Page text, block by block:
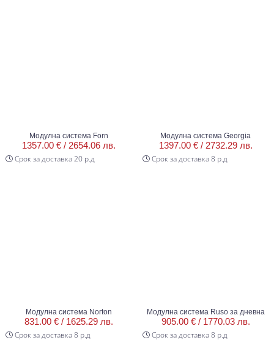
Модулна система Forn
1357.00 € / 2654.06 лв.
Срок за доставка 20 р.д
Модулна система Georgia
1397.00 € / 2732.29 лв.
Срок за доставка 8 р.д
Модулна система Norton
831.00 € / 1625.29 лв.
Срок за доставка 8 р.д
Модулна система Ruso за дневна
905.00 € / 1770.03 лв.
Срок за доставка 8 р.д